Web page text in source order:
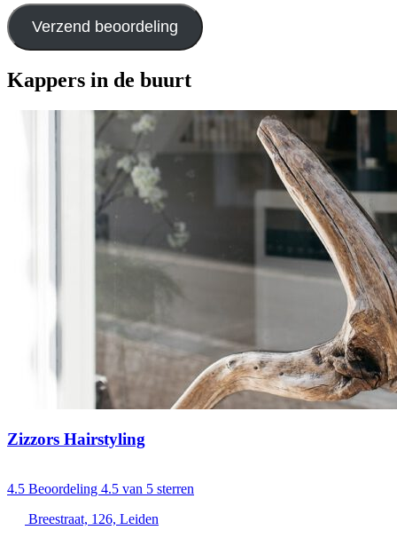
Verzend beoordeling
Kappers in de buurt
Zizzors Hairstyling
4.5 Beoordeling 4.5 van 5 sterren
Breestraat, 126, Leiden